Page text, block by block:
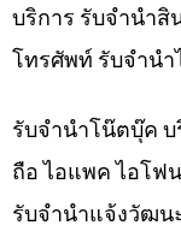
บริการ รับจำนำ
โทรศัพท์ รับจำน
รับจำนำโน๊ตบุ๊ค
ถือ ไอแพค ไอโฟ
รับจํานําแจ้งวัฒน